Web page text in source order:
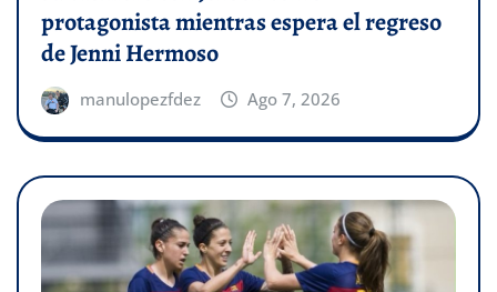
protagonista mientras espera el regreso
de Jenni Hermoso
manulopezfdez Ago 7, 2026